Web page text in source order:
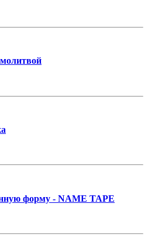
форму - NAME TAPE